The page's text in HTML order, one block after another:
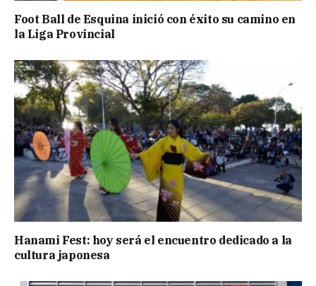
Foot Ball de Esquina inició con éxito su camino en
la Liga Provincial
Hanami Fest: hoy será el encuentro dedicado a la
cultura japonesa